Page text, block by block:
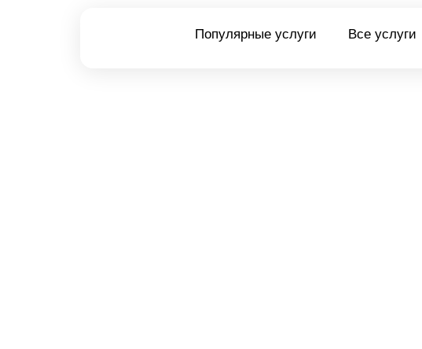
Популярные услуги Все услуги